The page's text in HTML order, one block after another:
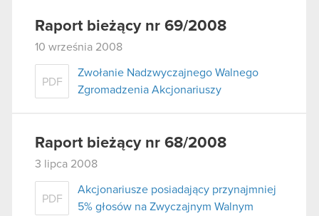
Raport bieżący nr 69/2008
10 września 2008
PDF
Zwołanie Nadzwyczajnego Walnego
Zgromadzenia Akcjonariuszy
Raport bieżący nr 68/2008
3 lipca 2008
PDF
Akcjonariusze posiadający przynajmniej
5% głosów na Zwyczajnym Walnym